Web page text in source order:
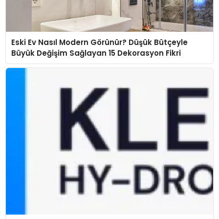
Eski Ev Nasıl Modern Görünür? Düşük Bütçeyle
Büyük Değişim Sağlayan 15 Dekorasyon Fikri